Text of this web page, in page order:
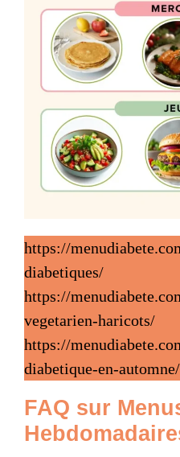
https://
diabetiques/
https://
vegetarien-haricots/
https://
diabetique-en-automne/
FAQ sur